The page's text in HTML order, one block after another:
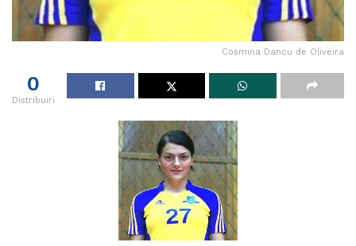
Cosmina Dancu de Oliveira
0
Distribuiri